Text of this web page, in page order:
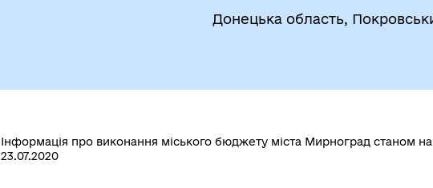
Донецька область,
Інформація про виконання міського бюджету міста Мирноград станом на
23.07.2020